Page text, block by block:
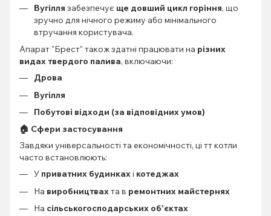
Вугілля забезпечує ще довший цикл горіння, що
зручно для нічного режиму або мінімального
втручання користувача.
Апарат "Брест" також здатні працювати на різних
видах твердого палива, включаючи:
Дрова
Вугілля
Побутові відходи (за відповідних умов)
🏠 Сфери застосування
Завдяки універсальності та економічності, ці тт котли
часто встановлюють:
У приватних будинкахі котеджах
На виробництвахта в ремонтних майстернях
На сільськогосподарських об'єктах